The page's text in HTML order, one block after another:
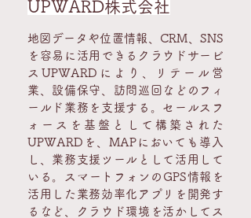
UPWARD株式会社
地図データや位置情報、CRM、SNS
を容易に活用できるクラウドサービ
スUPWARDにより、リテール営
業、設備保守、訪問巡回などのフィ
ールド業務を支援する。セールスフ
ォースを基盤として構築された
UPWARDを、MAPにおいても導入
し、業務支援ツールとして活用して
いる。スマートフォンのGPS情報を
活用した業務効率化アプリを開発す
るなど、クラウド環境を活かしてス